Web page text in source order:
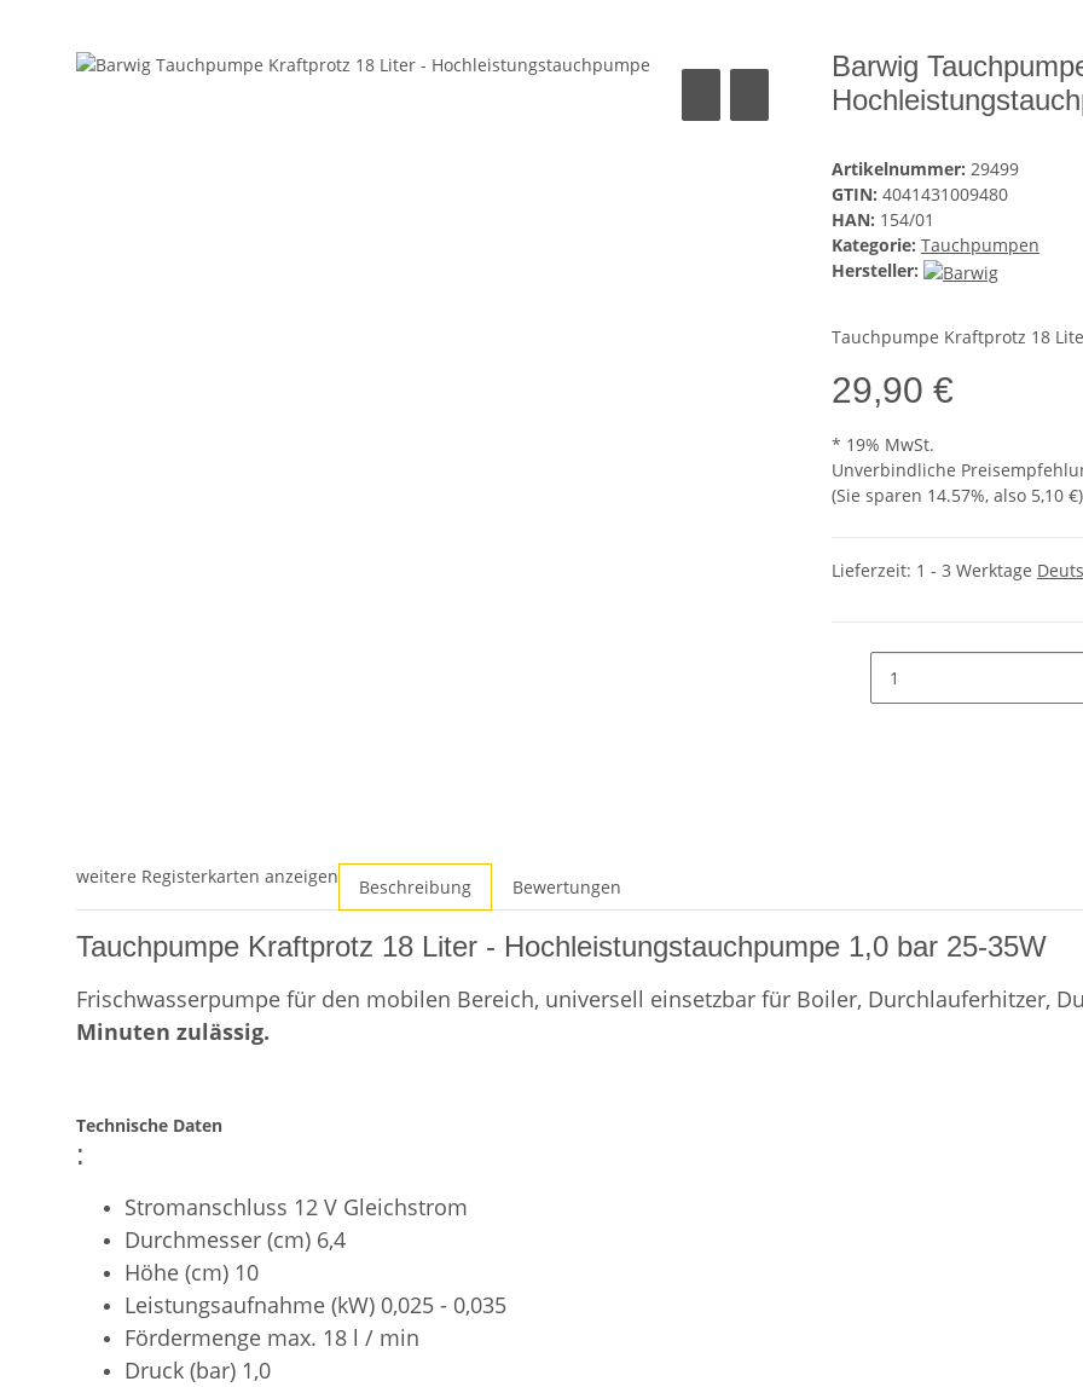
Barwig
Artikelnummer: 29499
GTIN: 4041431009480
HAN: 154/01
Kategorie: Tauchpumpen
Hersteller:
Tauchpumpe Kraftprotz 18
29,90 €
* 19% MwSt.
Unverbindliche
(Sie sparen 14.57%, also 5,10 €)
Lieferzeit: 1 - 3 Werktage
weitere Registerkarten anzeigen Beschreibung Bewertungen
Tauchpumpe Kraftprotz 18 Liter - Hochleistungstauchpumpe 1,0 bar 25-35W
Frischwasserpumpe für den mobilen Bereich, universell einsetzbar für Boiler, Durchlauferhitzer,
Minuten zulässig.
Technische Daten
:
Stromanschluss 12 V Gleichstrom
Durchmesser (cm) 6,4
Höhe (cm) 10
Leistungsaufnahme (kW) 0,025 - 0,035
Fördermenge max. 18 l / min
Druck (bar) 1,0